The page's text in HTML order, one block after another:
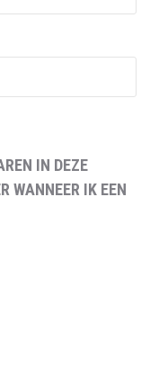
IN DEZE
WANNEER IK EEN